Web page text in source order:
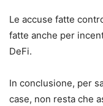
Le accuse fatte
fatte anche per
DeFi.
In conclusione, per
case, non resta che